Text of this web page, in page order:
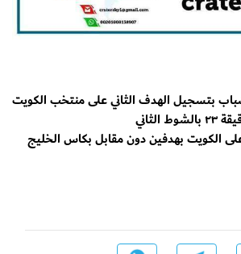
بتسجيل الهدف الثاني على منتخب الكويت
الكويت بهدفين دون مقابل بكاس الخليج